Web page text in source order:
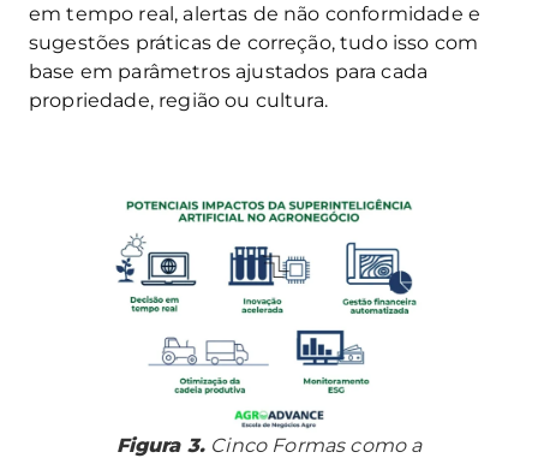
em tempo real, alertas de não conformidade e
sugestões práticas de correção, tudo isso com
base em parâmetros ajustados para cada
propriedade, região ou cultura.
Figura 3. Cinco Formas como a